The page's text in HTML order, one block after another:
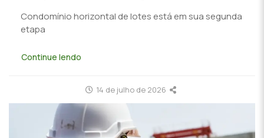
Condomínio horizontal de lotes está em sua segunda
etapa
Continue lendo
14 de julho de 2026